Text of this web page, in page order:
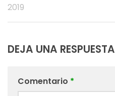
2019
DEJA UNA RESPUESTA
Comentario *